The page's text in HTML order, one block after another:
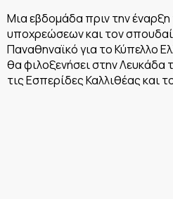
Μια εβδομάδα πριν την
υποχρεώσεων και τον
Παναθηναϊκό για το Κύπελλο
θα φιλοξενήσει στην Λευκάδα
τις Εσπερίδες Καλλιθέας και